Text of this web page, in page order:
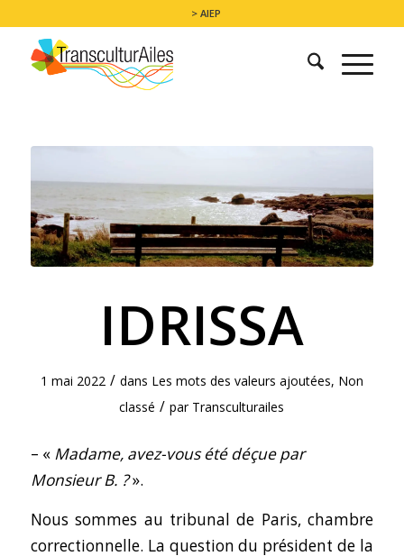
> AIEP
IDRISSA
1 mai 2022 / dans Les mots des valeurs ajoutées, Non
classé / par Transculturailes
– « Madame, avez-vous été déçue par
Monsieur B. ?».
Nous sommes au tribunal de Paris, chambre
correctionnelle. La question du président de la